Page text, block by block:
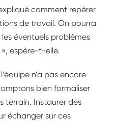
comment repérer
de travail. On pourra
éventuels problèmes
espère-t-elle.
n’a pas encore
bien formaliser
terrain. Instaurer des
échanger sur ces